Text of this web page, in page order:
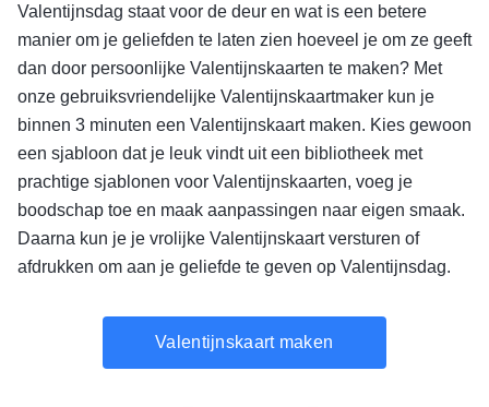
Valentijnsdag staat voor de deur en wat is een betere
manier om je geliefden te laten zien hoeveel je om ze geeft
dan door persoonlijke Valentijnskaarten te maken? Met
onze gebruiksvriendelijke Valentijnskaartmaker kun je
binnen 3 minuten een Valentijnskaart maken. Kies gewoon
een sjabloon dat je leuk vindt uit een bibliotheek met
prachtige sjablonen voor Valentijnskaarten, voeg je
boodschap toe en maak aanpassingen naar eigen smaak.
Daarna kun je je vrolijke Valentijnskaart versturen of
afdrukken om aan je geliefde te geven op Valentijnsdag.
Valentijnskaart maken